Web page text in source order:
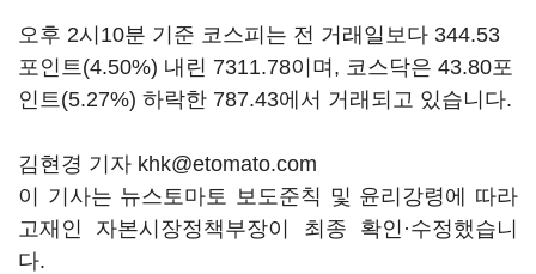
오후 2시10분 기준 코스피는 전 거래일보다 344.53
포인트(4.50%) 내린 7311.78이며, 코스닥은 43.80포
인트(5.27%) 하락한 787.43에서 거래되고 있습니다.
김현경 기자 khk@etomato.com
이 기사는 뉴스토마토 보도준칙 및 윤리강령에 따라
고재인 자본시장정책부장이 최종 확인·수정했습니
다.